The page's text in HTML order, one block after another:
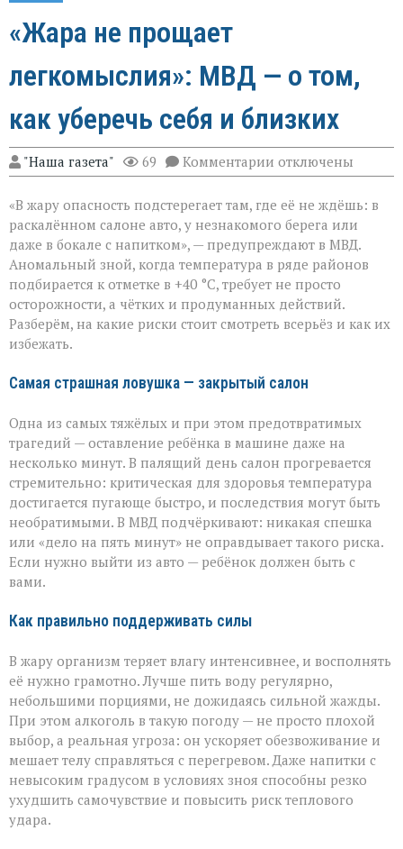
«Жара не прощает
легкомыслия»: МВД — о том,
как уберечь себя и близких
"Наша газета" 69 Комментарии к
записи
не
прощает
легкомыслия»:
МВД — о
том,
как
уберечь
себя
и
отключены
«В жару опасность подстерегает там, где её не ждёшь: в
раскалённом салоне авто, у незнакомого берега или
даже в бокале с напитком», — предупреждают в МВД.
Аномальный зной, когда температура в ряде районов
подбирается к отметке в +40 °C, требует не просто
осторожности, а чётких и продуманных действий.
Разберём, на какие риски стоит смотреть всерьёз и как их
избежать.
Самая страшная ловушка — закрытый салон
Одна из самых тяжёлых и при этом предотвратимых
трагедий — оставление ребёнка в машине даже на
несколько минут. В палящий день салон прогревается
стремительно: критическая для здоровья температура
достигается пугающе быстро, и последствия могут быть
необратимыми. В МВД подчёркивают: никакая спешка
или «дело на пять минут» не оправдывает такого риска.
Если нужно выйти из авто — ребёнок должен быть с
вами.
Как правильно поддерживать силы
В жару организм теряет влагу интенсивнее, и восполнять
её нужно грамотно. Лучше пить воду регулярно,
небольшими порциями, не дожидаясь сильной жажды.
При этом алкоголь в такую погоду — не просто плохой
выбор, а реальная угроза: он ускоряет обезвоживание и
мешает телу справляться с перегревом. Даже напитки с
невысоким градусом в условиях зноя способны резко
ухудшить самочувствие и повысить риск теплового
удара.